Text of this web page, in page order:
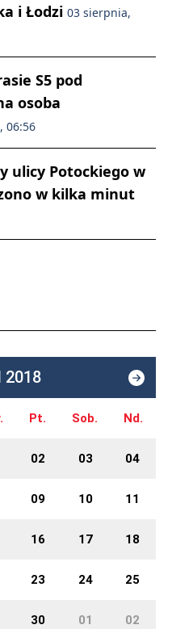
i Łodzi 03 sierpnia,
S5 pod
osoba
06:56
ulicy Potockiego w
w kilka minut
2018
Pt. Sob. Nd.
02 03 04
09 10 11
16 17 18
23 24 25
30 01 02